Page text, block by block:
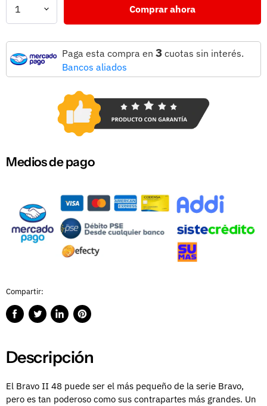
Comprar ahora
Paga esta compra en 3 cuotas sin interés.
Bancos aliados
Medios de pago
Compartir:
CompartirPublicarCompartirGuardar
Descripción
El Bravo II 48 puede ser el más pequeño de la serie Bravo,
pero es tan poderoso como sus contrapartes más grandes. Un